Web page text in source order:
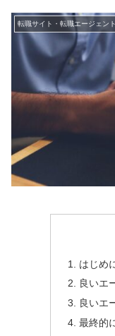
転職サイト・転職エージェント
はじめ
良いエ
良いエ
最終的